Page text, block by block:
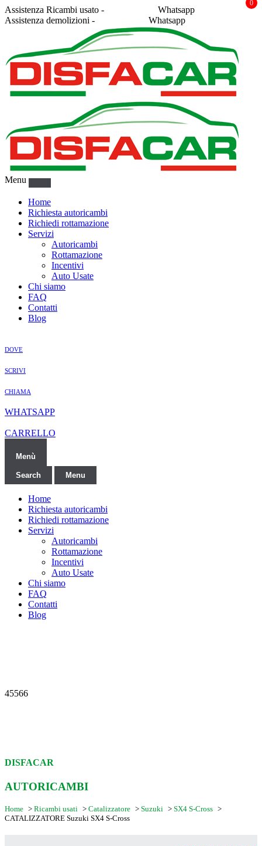
Assistenza Ricambi usato -
Whatsapp
Assistenza demolizioni -
Whatsapp
Menu
Home
Richiesta autoricambi
Richiedi rottamazione
Servizi
Autoricambi
Rottamazione
Incentivi
Auto Usate
Chi siamo
FAQ
Contatti
Blog
DOVE
SCRIVI
CHIAMA
WHATSAPP
0
CARRELLO
Menù
Search Menu
Home
Richiesta autoricambi
Richiedi rottamazione
Servizi
Autoricambi
Rottamazione
Incentivi
Auto Usate
Chi siamo
FAQ
Contatti
Blog
45566
DISFACAR
AUTORICAMBI
Home > Ricambi usati > Catalizzatore > Suzuki > SX4 S-Cross >
CATALIZZATORE Suzuki SX4 S-Cross